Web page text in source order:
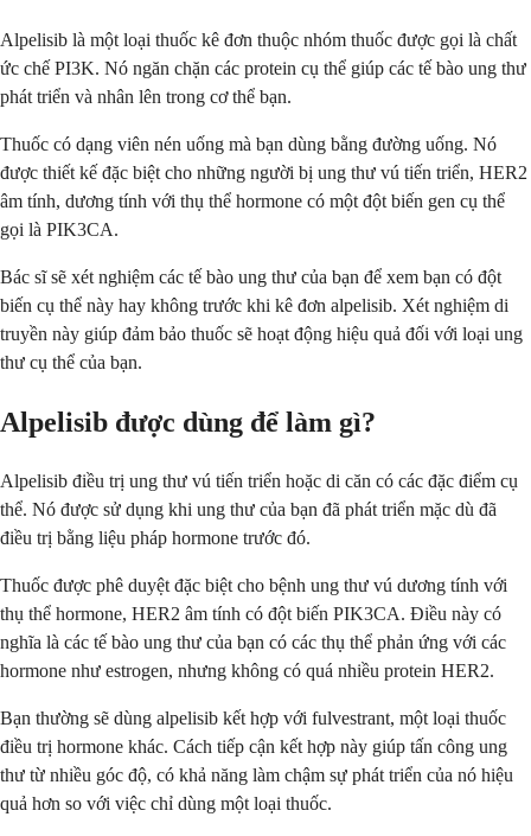
Alpelisib là một loại thuốc kê đơn thuộc nhóm thuốc được gọi là chất
ức chế PI3K. Nó ngăn chặn các protein cụ thể giúp các tế bào ung thư
phát triển và nhân lên trong cơ thể bạn.
Thuốc có dạng viên nén uống mà bạn dùng bằng đường uống. Nó
được thiết kế đặc biệt cho những người bị ung thư vú tiến triển, HER2
âm tính, dương tính với thụ thể hormone có một đột biến gen cụ thể
gọi là PIK3CA.
Bác sĩ sẽ xét nghiệm các tế bào ung thư của bạn để xem bạn có đột
biến cụ thể này hay không trước khi kê đơn alpelisib. Xét nghiệm di
truyền này giúp đảm bảo thuốc sẽ hoạt động hiệu quả đối với loại ung
thư cụ thể của bạn.
Alpelisib được dùng để làm gì?
Alpelisib điều trị ung thư vú tiến triển hoặc di căn có các đặc điểm cụ
thể. Nó được sử dụng khi ung thư của bạn đã phát triển mặc dù đã
điều trị bằng liệu pháp hormone trước đó.
Thuốc được phê duyệt đặc biệt cho bệnh ung thư vú dương tính với
thụ thể hormone, HER2 âm tính có đột biến PIK3CA. Điều này có
nghĩa là các tế bào ung thư của bạn có các thụ thể phản ứng với các
hormone như estrogen, nhưng không có quá nhiều protein HER2.
Bạn thường sẽ dùng alpelisib kết hợp với fulvestrant, một loại thuốc
điều trị hormone khác. Cách tiếp cận kết hợp này giúp tấn công ung
thư từ nhiều góc độ, có khả năng làm chậm sự phát triển của nó hiệu
quả hơn so với việc chỉ dùng một loại thuốc.